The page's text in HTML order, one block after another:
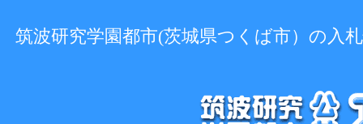
筑波研究学園都市(茨城県つくば市）の入